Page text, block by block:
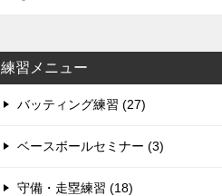
練習メニュー
バッティング練習 (27)
ベースボールセミナー (3)
守備・走塁練習 (18)